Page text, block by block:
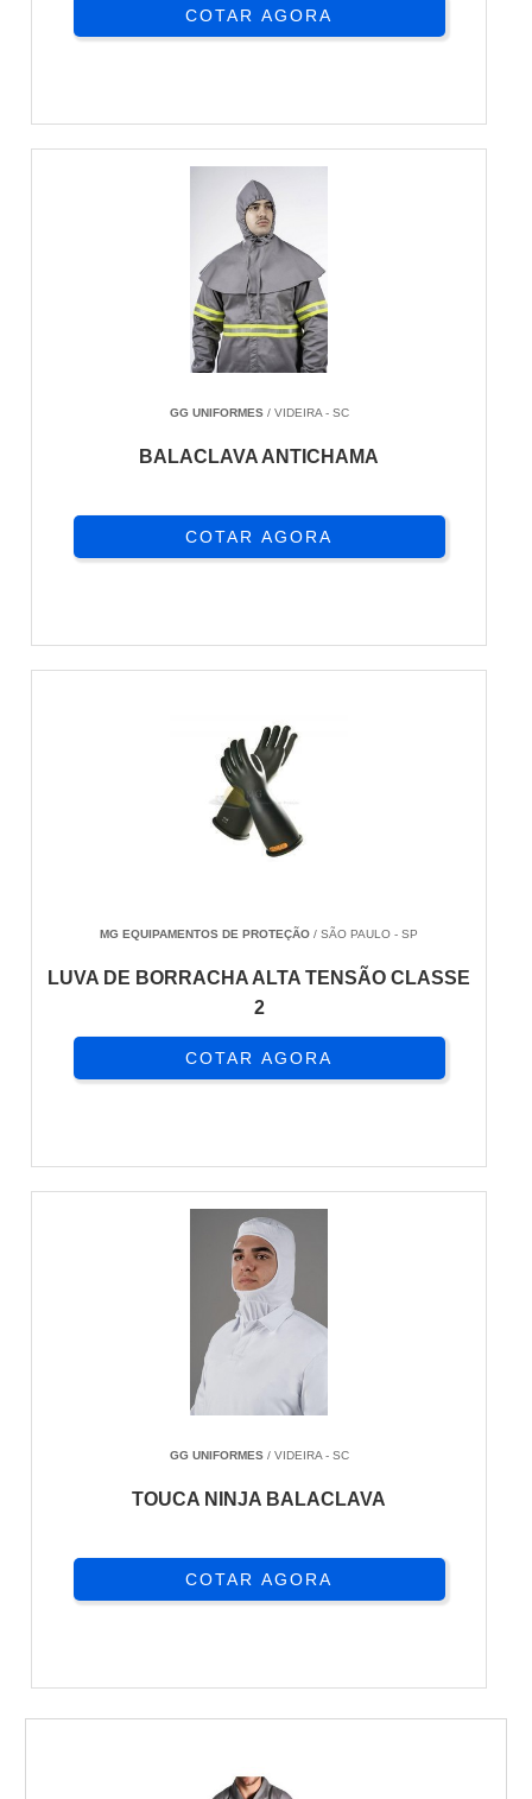
COTAR AGORA
GG UNIFORMES/ VIDEIRA - SC
BALACLAVA ANTICHAMA
COTAR AGORA
MG EQUIPAMENTOS DE PROTEÇÃO / SÃO PAULO - SP
LUVA DE BORRACHA ALTA TENSÃO CLASSE
2
COTAR AGORA
GG UNIFORMES/ VIDEIRA - SC
TOUCA NINJA BALACLAVA
COTAR AGORA